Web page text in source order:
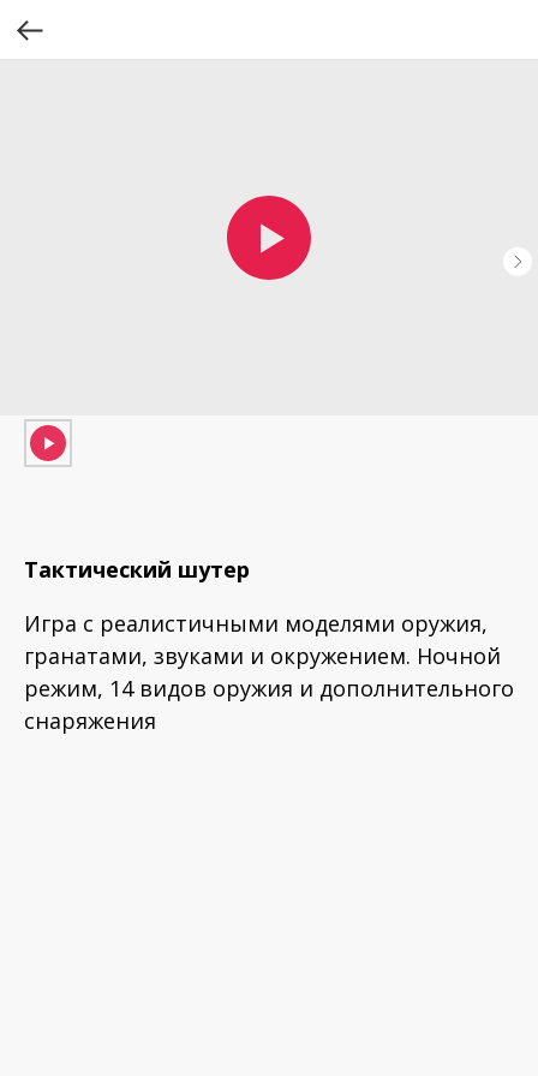
Тактический шутер
Игра с реалистичными моделями оружия,
гранатами, звуками и окружением. Ночной
режим, 14 видов оружия и дополнительного
снаряжения